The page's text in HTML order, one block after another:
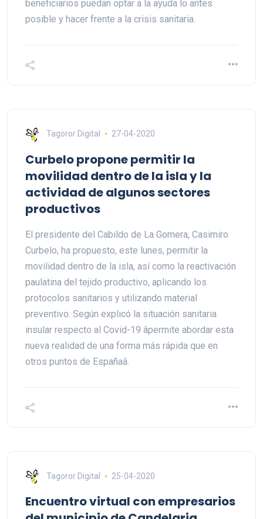
beneficiarios puedan optar a la ayuda lo antes
posible y hacer frente a la crisis sanitaria.
Tagoror Digital 27-04-2020
Curbelo propone permitir la
movilidad dentro de la isla y la
actividad de algunos sectores
productivos
El presidente del Cabildo de La Gomera, Casimiro
Curbelo, ha propuesto, este lunes, permitir la
movilidad dentro de la isla, así como la reactivación
paulatina del tejido productivo, aplicando los
protocolos sanitarios y utilizando material
preventivo. Según explicó la situación sanitaria
insular respecto al Covid-19 âpermite abordar esta
nueva realidad de una forma más rápida que en
otros puntos de Españaâ.
Tagoror Digital 25-04-2020
Encuentro virtual con empresarios